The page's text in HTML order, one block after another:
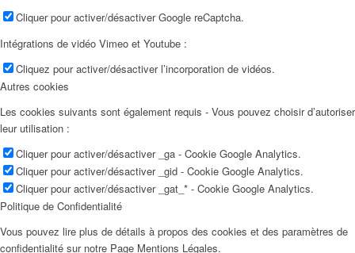
Cliquer pour activer/désactiver Google reCaptcha.
Intégrations de vidéo Vimeo et Youtube :
Cliquez pour activer/désactiver l’incorporation de vidéos.
Autres cookies
Les cookies suivants sont également requis - Vous pouvez choisir d’autoriser
leur utilisation :
Cliquer pour activer/désactiver _ga - Cookie Google Analytics.
Cliquer pour activer/désactiver _gid - Cookie Google Analytics.
Cliquer pour activer/désactiver _gat_* - Cookie Google Analytics.
Politique de Confidentialité
Vous pouvez lire plus de détails à propos des cookies et des paramètres de
confidentialité sur notre Page Mentions Légales.